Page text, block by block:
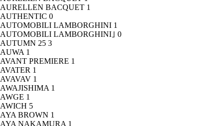
AURELLEN BACQUET 1
AUTHENTIC 0
AUTOMOBILI LAMBORGHINI 1
AUTOMOBILI LAMBORGHINI｣ 0
AUTUMN 25 3
AUWA 1
AVANT PREMIERE 1
AVATER 1
AVAVAV 1
AWAJISHIMA 1
AWGE 1
AWICH 5
AYA BROWN 1
AYA NAKAMURA 1